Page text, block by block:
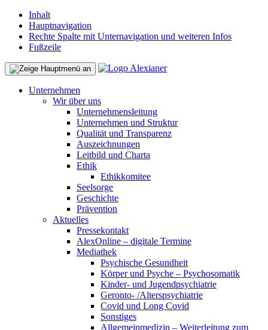
Inhalt
Hauptnavigation
Rechte Spalte mit Unternavigation und weiteren Infos
Fußzeile
Unternehmen
Wir über uns
Unternehmensleitung
Unternehmen und Struktur
Qualität und Transparenz
Auszeichnungen
Leitbild und Charta
Ethik
Ethikkomitee
Seelsorge
Geschichte
Prävention
Aktuelles
Pressekontakt
AlexOnline – digitale Termine
Mediathek
Psychische Gesundheit
Körper und Psyche – Psychosomatik
Kinder- und Jugendpsychiatrie
Geronto- /Alterspsychiatrie
Covid und Long Covid
Sonstiges
Allgemeinmedizin – Weiterleitung zum